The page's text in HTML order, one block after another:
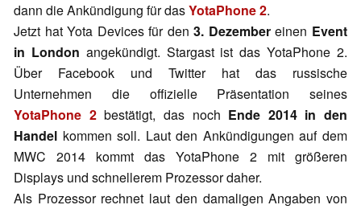
dann die Ankündigung für dasYotaPhone 2.
Jetzt hat Yota Devices für den3. Dezembereinen Event
in London angekündigt. Stargast ist das YotaPhone 2.
Über Facebook und Twitter hat das russische
Unternehmen die offizielle Präsentation seines
YotaPhone 2bestätigt, das noch Ende 2014 in den
Handel kommen soll. Laut den Ankündigungen auf dem
MWC 2014 kommt das YotaPhone 2 mit größeren
Displays und schnellerem Prozessor daher.
Als Prozessor rechnet laut den damaligen Angaben von